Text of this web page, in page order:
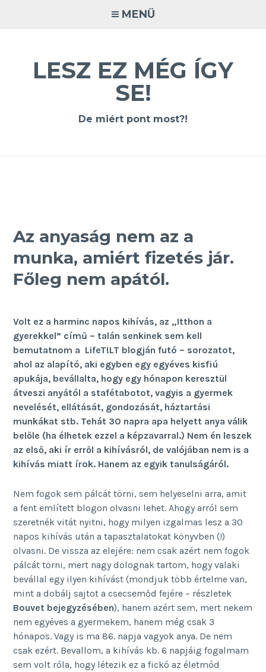
MENÜ
LESZ EZ MÉG ÍGY
SE!
De miért pont most?!
Az anyaság nem az a
munka, amiért fizetés jár.
Főleg nem apától.
Volt ez a harminc napos kihívás, az „Itthon a
gyerekkel” című – talán senkinek sem kell
bemutatnom a LifeT!LT blogján futó – sorozatot,
ahol az alapító, aki egyben egy egyéves kisfiú
apukája, bevállalta, hogy egy hónapon keresztül
átveszi anyától a stafétabotot, vagyis a gyermek
nevelését, ellátását, gondozását, háztartási
munkákat stb. Tehát 30 napra apa helyett anya válik
belőle (ha élhetek ezzel a képzavarral.) Nem én leszek
az első, aki ír erről a kihívásról, de valójában nem is a
kihívás miatt írok. Hanem az egyik tanulságáról.
Nem fogok sem pálcát törni, sem helyeselni arra, amit
a fent említett blogon olvasni lehet. Ahogy arról sem
szeretnék vitát nyitni, hogy milyen izgalmas lesz a 30
napos kihívás után a tapasztalatokat könyvben (!)
olvasni. De vissza az elejére: nem csak azért nem fogok
pálcát törni, mert nagy dolognak tartom, hogy valaki
bevállal egy ilyen kihívást (mondjuk több értelme van,
mint a dobálj sajtot a csecsemőd fejére – részletek
Bouvet bejegyzésében), hanem azért sem, mert nekem
nem egyéves a gyermekem, hanem még csak 3
hónapos. Vagy is ma 86. napja vagyok anya. De nem
csak ezért. Bevallom, a kihívás kb. 6 napjáig fogalmam
sem volt róla, hogy létezik ez a fickó az életmód